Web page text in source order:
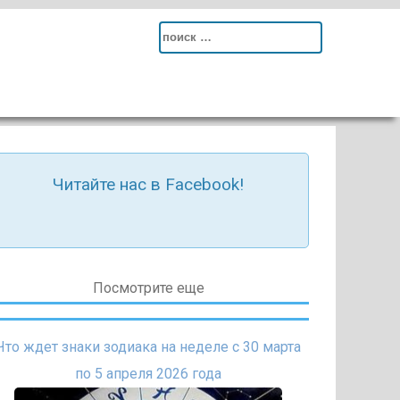
Search
Читайте нас в Facebook!
Посмотрите еще
ждет знаки зодиака на неделе с 30 марта
по 5 апреля 2026 года